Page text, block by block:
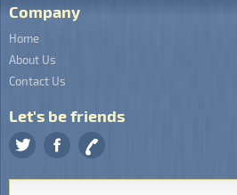
Company
Home
About Us
Contact Us
Let's be friends